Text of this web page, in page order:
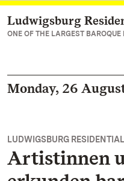
Navigate to main page
Ludwigsburg
ONE OF THE LARGEST
Monday, 26
LUDWIGSBURG
Artistinnen